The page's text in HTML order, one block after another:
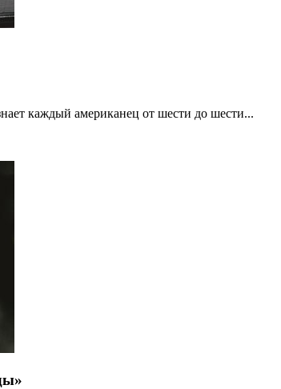
каждый американец от шести до шести...